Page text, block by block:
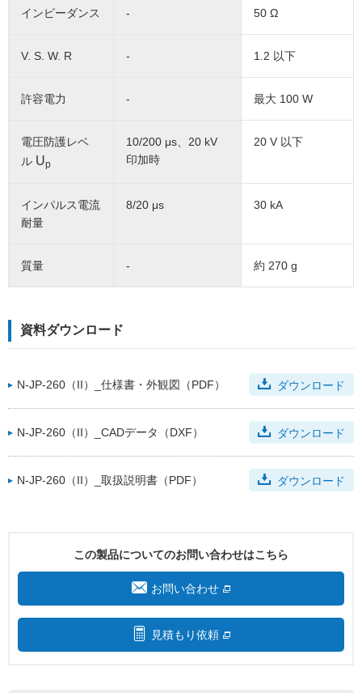
インピーダンス - 50 Ω
V. S. W. R - 1.2 以下
許容電力 - 最大 100 W
電圧防護レベ
ル Up
10/200 μs、20 kV
印加時
20 V 以下
インパルス電流
耐量
8/20 μs 30 kA
質量 - 約 270 g
資料ダウンロード
N-JP-260（II）_仕様書・外観図（PDF） ダウンロード
N-JP-260（II）_CADデータ（DXF） ダウンロード
N-JP-260（II）_取扱説明書（PDF） ダウンロード
この製品についてのお問い合わせはこちら
お問い合わせ
見積もり依頼